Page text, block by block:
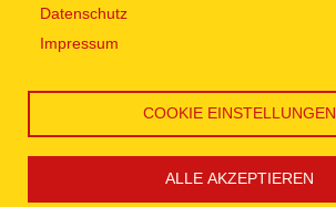
Datenschutz
Impressum
COOKIE EINSTELLUNGEN
ALLE AKZEPTIEREN
Social Media